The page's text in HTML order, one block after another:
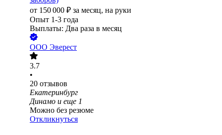
от 150 000 ₽ за месяц, на руки
Опыт 1-3 года
Выплаты: Два раза в месяц
ООО Эверест
3.7
•
20 отзывов
Екатеринбург
Динамо и еще 1
Можно без резюме
Откликнуться